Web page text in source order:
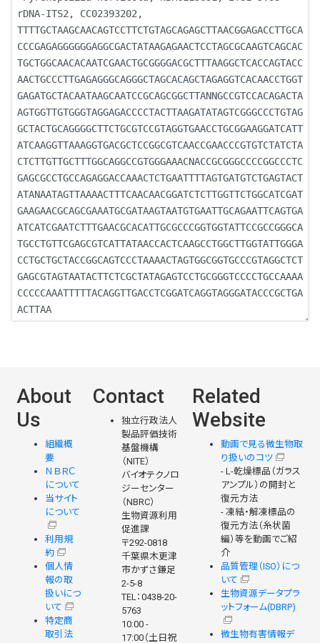
About
Us
組織概
要
ＮＢＲＣ
について
当サイト
について
利用規
約
個人情
報の取
扱いにつ
いて
特定商
取引法
Contact
独立行政法人
製品評価技術
基盤機構
（NITE）
バイオテクノロ
ジーセンター
（NBRC）
生物資源利用
促進課
〒292-0818
千葉県木更津
市かずさ鎌足
2-5-8
TEL：0438-20-
5763
10:00 -
17:00（土日祝
Related
Website
動画で見る微生物取
り扱いのコツ
- L-乾燥標品（ガラス
アンプル）の開封と
復元方法
- 凍結・解凍標品の
復元方法（糸状菌
編）等を動画でご紹
介
品質管理（ISO）につ
いて
生物資源データプラ
ットフォーム(DBRP)
微生物有害情報デ